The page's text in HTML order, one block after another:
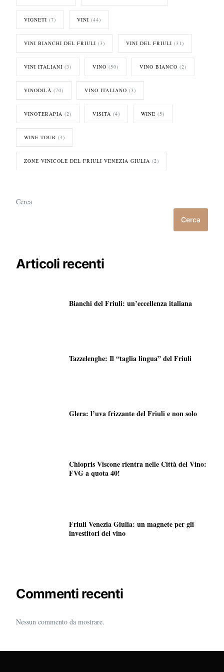
VIGNETI (7) VINI (44)
VINI BIANCHI DEL FRIULI (3) VINI DEL FRIULI (31)
VINI ITALIANI (3) VINO (50) VINO BIANCO (2)
VINODILÀ (70) VINO ITALIANO (3)
VINOTERAPIA (2) VISITA (4) WINE (5)
WINE TOUR (4)
ZONE VINICOLE DEL FRIULI VENEZIA GIULIA (2)
Cerca
Cerca
Articoli recenti
Bianchi del Friuli: un’eccellenza italiana
Tazzelenghe: Il “taglia lingua” del Friuli
Glera: l’uva frizzante del Friuli e non solo
Chiopris Viscone rientra nelle Città del Vino:
FVG a quota 40!
Friuli Venezia Giulia: un magnete per gli
investitori del vino
Commenti recenti
Nessun commento da mostrare.